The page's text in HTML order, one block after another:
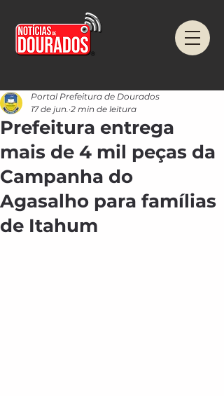
Prefeitura entrega
mais de 4 mil peças da
Campanha do
Agasalho para famílias
de Itahum
Portal Prefeitura de Dourados
17 de jun. 2 min de leitura